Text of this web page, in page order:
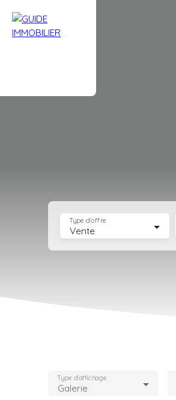
Vente
Type d'offre
Galerie
Type d'affichage